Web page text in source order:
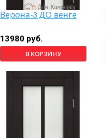
Верона-3 ДО венге
13980 руб.
В КОРЗИНУ